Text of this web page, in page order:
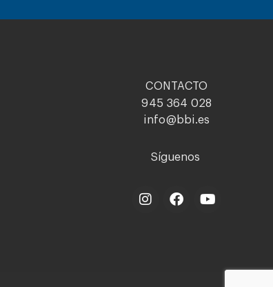
CONTACTO
945 364 028
info@bbi.es
Síguenos